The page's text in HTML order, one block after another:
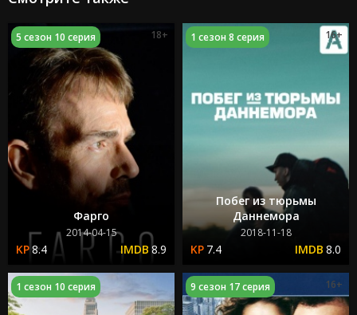
Фарго
2014-04-15
8.4 8.9
5 сезон 10 серия 18+
Побег из тюрьмы
Даннемора
2018-11-18
7.4 8.0
1 сезон 8 серия 16+
1 сезон 10 серия 9 сезон 17 серия 16+